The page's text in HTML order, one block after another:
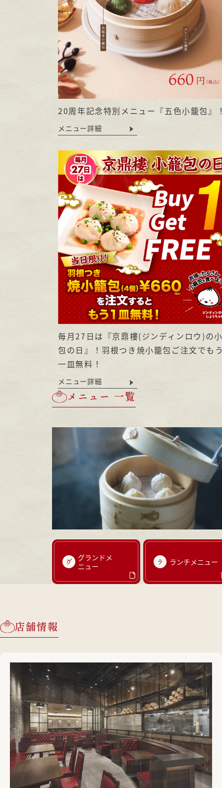
20周年記念特別メニュー『五色小籠包』
メニュー詳細
毎月27日は『京鼎樓(ジンディンロウ)の
包の日』！羽根つき焼小籠包ご注文でも
一皿無料！
メニュー詳細
メニュー 一覧
グ
グランドメ
ニュー
ラ ランチメニュー
店舗情報